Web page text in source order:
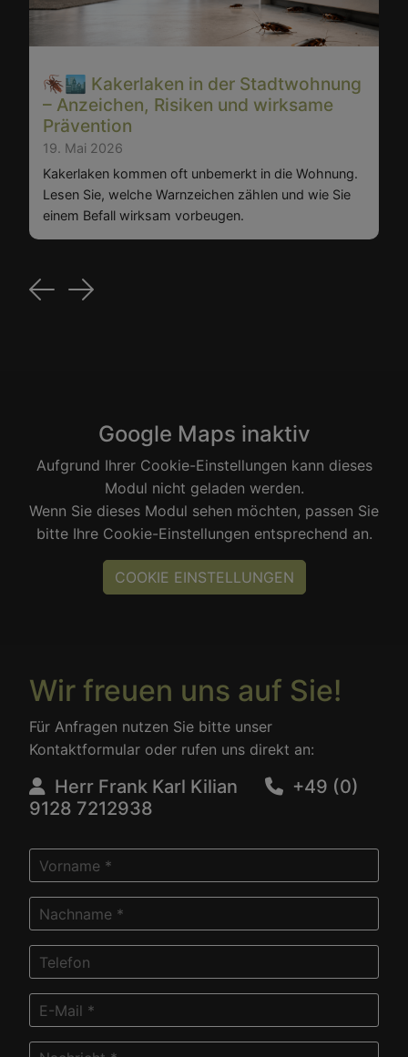
🪳🏙️ Kakerlaken in der Stadtwohnung
– Anzeichen, Risiken und wirksame
Prävention
19. Mai 2026
Kakerlaken kommen oft unbemerkt in die Wohnung.
Lesen Sie, welche Warnzeichen zählen und wie Sie
einem Befall wirksam vorbeugen.
Previous
Next
Google Maps inaktiv
Aufgrund Ihrer Cookie-Einstellungen kann dieses
Modul nicht geladen werden.
Wenn Sie dieses Modul sehen möchten, passen Sie
bitte Ihre Cookie-Einstellungen entsprechend an.
COOKIE EINSTELLUNGEN
Wir freuen uns auf Sie!
Für Anfragen nutzen Sie bitte unser
Kontaktformular oder rufen uns direkt an:
Herr Frank Karl Kilian
+49 (0)
9128 7212938